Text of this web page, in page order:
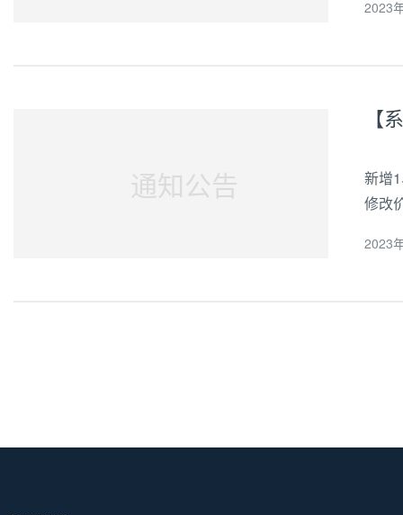
格、
2023
通知公告
新增
修改
2023